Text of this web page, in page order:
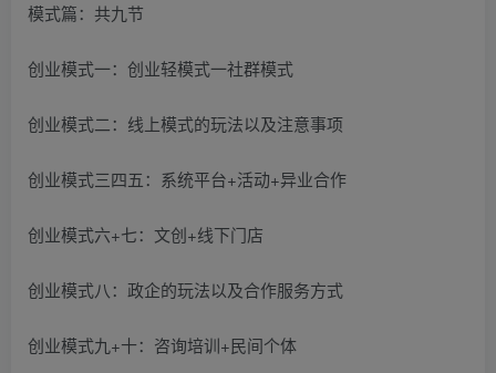
模式篇：共九节
创业模式一：创业轻模式一社群模式
创业模式二：线上模式的玩法以及注意事项
创业模式三四五：系统平台+活动+异业合作
创业模式六+七：文创+线下门店
创业模式八：政企的玩法以及合作服务方式
创业模式九+十：咨询培训+民间个体